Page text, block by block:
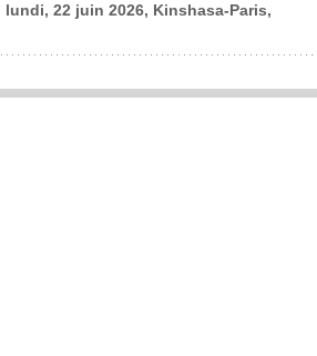
22 juin 2026, Kinshasa-Paris,